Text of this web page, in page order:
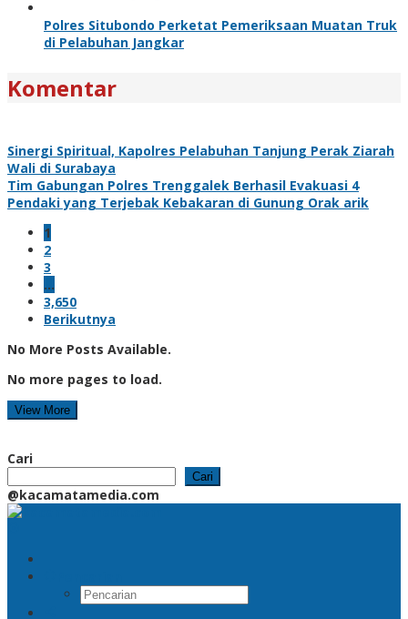
Polres Situbondo Perketat Pemeriksaan Muatan Truk
di Pelabuhan Jangkar
Komentar
Sinergi Spiritual, Kapolres Pelabuhan Tanjung Perak Ziarah
Wali di Surabaya
Tim Gabungan Polres Trenggalek Berhasil Evakuasi 4
Pendaki yang Terjebak Kebakaran di Gunung Orak arik
1
2
3
…
3,650
Berikutnya
No More Posts Available.
No more pages to load.
View More
Cari
Cari
@kacamatamedia.com